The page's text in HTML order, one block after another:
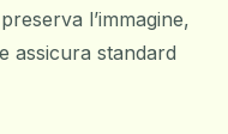
l’immagine,
assicura standard